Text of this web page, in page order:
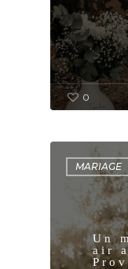
0
MARIAGE
Un
air